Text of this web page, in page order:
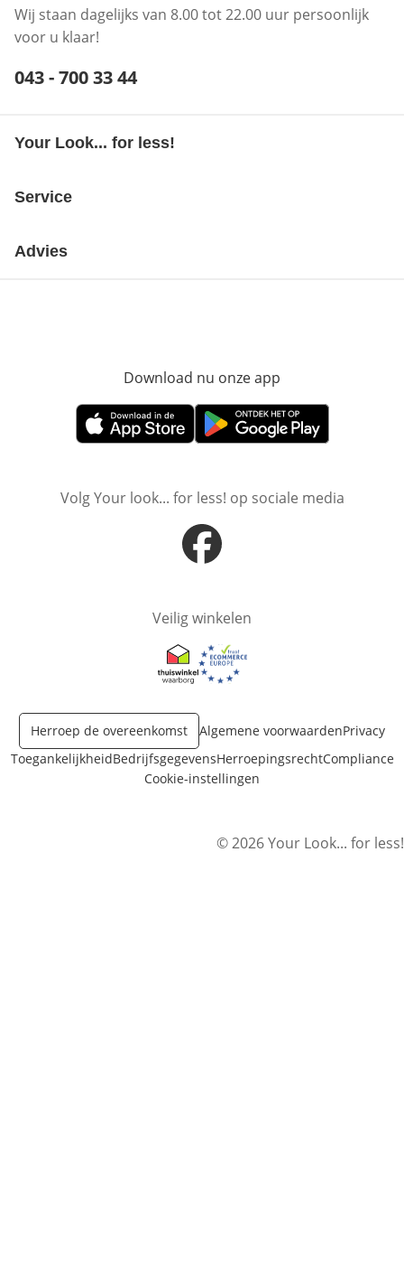
Wij staan dagelijks van 8.00 tot 22.00 uur persoonlijk
voor u klaar!
Telefoonnummer:
043 - 700 33 44
Your Look... for less!
Service
Advies
Download nu onze app
Opent in nieuw vensterOpent in nieuw venster
Volg Your look... for less! op sociale media
Opent in nieuw venster
Veilig winkelen
Opent in nieuw venster
Opent in nieuw venster
Herroep de overeenkomst Algemene voorwaardenPrivacy
ToegankelijkheidBedrijfsgegevensHerroepingsrechtCompliance
Cookie-instellingen
© 2026 Your Look... for less!